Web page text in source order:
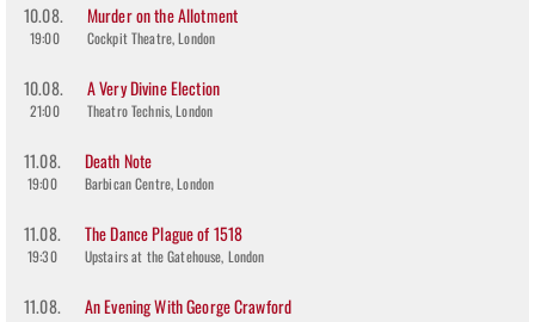
10.08.
19:00
Murder on the Allotment
Cockpit Theatre, London
10.08.
21:00
A Very Divine Election
Theatro Technis, London
11.08.
19:00
Death Note
Barbican Centre, London
11.08.
19:30
The Dance Plague of 1518
Upstairs at the Gatehouse, London
11.08. An Evening With George Crawford